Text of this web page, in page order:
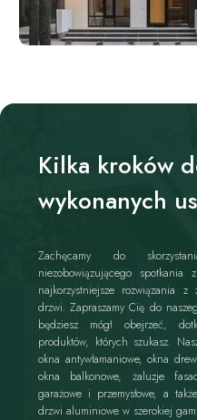
Kilka kroków
wykonanych
Zachęcamy do
niezobowiązującego
najkorzystniejsze rozwiązania
drzwi. Zapraszamy Cię do
będziesz mógł obejrzeć,
produktów, których szukasz.
okna antywłamaniowe, okna
okna balkonowe, żaluzje
garażowe i przemysłowe, a
drzwi aluminiowe w szerokiej